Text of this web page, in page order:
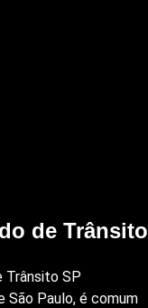
de Trânsito
Trânsito SP
São Paulo, é comum